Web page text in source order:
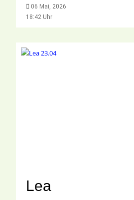
06 Mai, 2026
18:42 Uhr
Lea